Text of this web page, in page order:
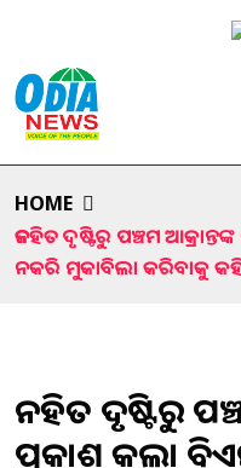
HOME
ଜନହିତ ଦୃଷ୍ଟିରୁ ପଞ୍ଚମ
ନକରି ମୁକାବିଲା କରିବାକୁ
ଜନହିତ ଦୃଷ୍ଟିରୁ
ପ୍ରକାଶ କଲା